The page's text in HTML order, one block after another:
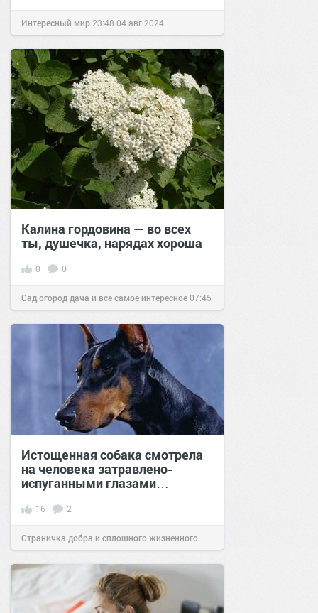
Интересный мир 23:48 04 авг 2024
Калина гордовина — во всех
ты, душечка, нарядах хороша
0 0
Сад огород дача и все самое интересное07:45
14 апр 2016
Истощенная собака смотрела
на человека затравлено-
испуганными глазами…
16 2
Страничка добра и сплошного жизненного
позитива! 13:53 12 июн 2023